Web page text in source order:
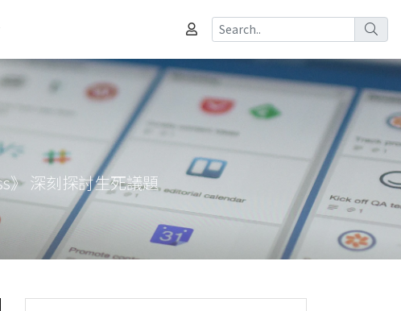
》 深刻探討生死議題